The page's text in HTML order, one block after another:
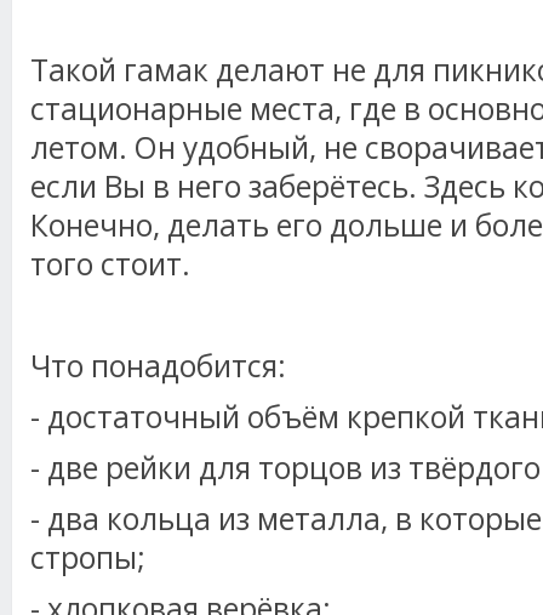
Такой гамак делают не для
стационарные места, где в
летом. Он удобный, не
если Вы в него заберётесь. Здесь
Конечно, делать его дольше и
того стоит.
Что понадобится:
- достаточный объём крепкой
- две рейки для торцов из
- два кольца из металла, в
стропы;